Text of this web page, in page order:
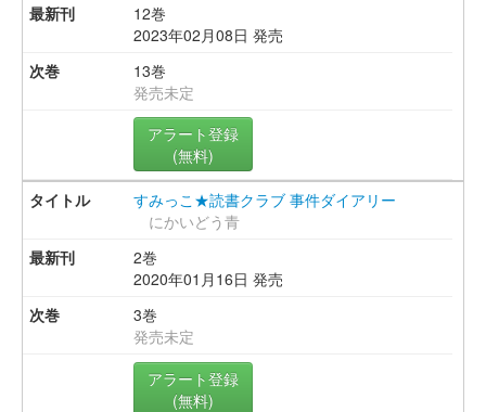
12巻
2023年02月08日 発売
13巻
発売未定
アラート登録
(無料)
すみっこ★読書クラブ 事件ダイアリー
にかいどう青
2巻
2020年01月16日 発売
3巻
発売未定
アラート登録
(無料)